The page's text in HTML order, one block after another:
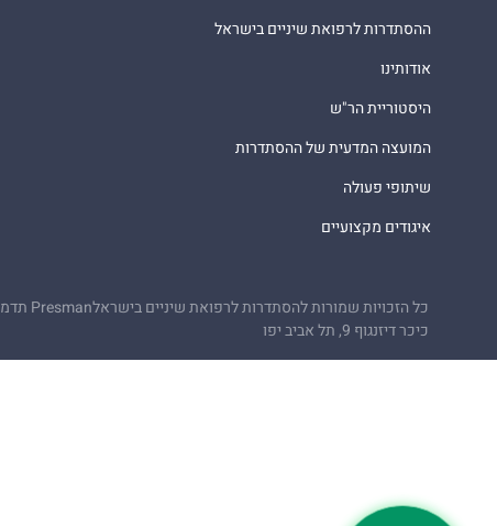
ההסתדרות לרפואת שיניים בישראל
אודותינו
היסטוריית הר"ש
המועצה המדעית של ההסתדרות
שיתופי פעולה
איגודים מקצועיים
כל הזכויות שמורות להסתדרות לרפואת שיניים בישראל
כיכר דיזנגוף 9, תל אביב יפו
Presman תדמית